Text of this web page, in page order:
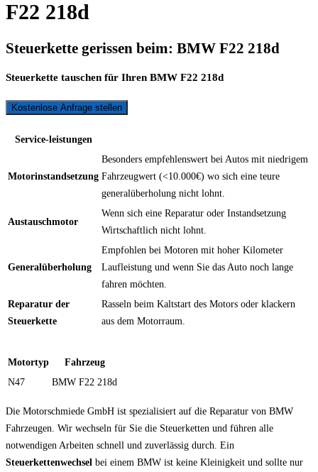
F22 218d
Steuerkette gerissen beim: BMW F22 218d
Steuerkette tauschen für Ihren BMW F22 218d
Kostenlose Anfrage stellen
Service-leistungen
Motorinstandsetzung
Besonders empfehlenswert bei Autos mit niedrigem
Fahrzeugwert (<10.000€) wo sich eine teure
generalüberholung nicht lohnt.
Austauschmotor
Wenn sich eine Reparatur oder Instandsetzung
Wirtschaftlich nicht lohnt.
Generalüberholung
Empfohlen bei Motoren mit hoher Kilometer
Laufleistung und wenn Sie das Auto noch lange
fahren möchten.
Reparatur der
Steuerkette
Rasseln beim Kaltstart des Motors oder klackern
aus dem Motorraum.
Motortyp
Fahrzeug
N47
BMW F22 218d
Die Motorschmiede GmbH ist spezialisiert auf die Reparatur von BMW
Fahrzeugen. Wir wechseln für Sie die Steuerketten und führen alle
notwendigen Arbeiten schnell und zuverlässig durch. Ein
Steuerkettenwechsel bei einem BMW ist keine Kleinigkeit und sollte nur